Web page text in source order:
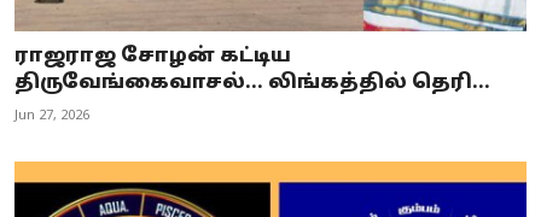
ராஜராஜ சோழன் கட்டிய
திருவேங்கைவாசல்... லிங்கத்தில் தெரி...
Jun 27, 2026